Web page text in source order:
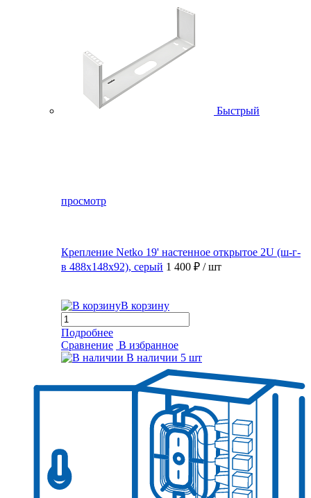
Быстрый
просмотр
Крепление Netko 19' настенное открытое 2U (ш-г-
в 488х148х92), серый 1 400 ₽ / шт
В корзину
Подробнее
Сравнение В избранное
В наличии 5 шт